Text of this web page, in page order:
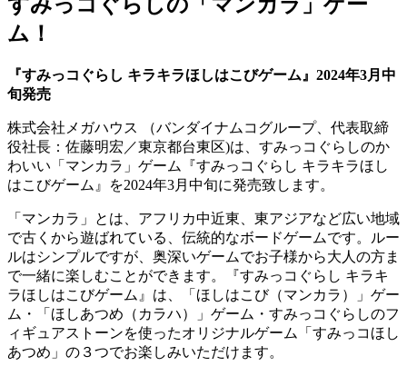
ム！
『すみっコぐらし キラキラほしはこびゲーム』2024年3月中
旬発売
株式会社メガハウス （バンダイナムコグループ、代表取締
役社長：佐藤明宏／東京都台東区)は、すみっコぐらしのか
わいい「マンカラ」ゲーム『すみっコぐらし キラキラほし
はこびゲーム』を2024年3月中旬に発売致します。
「マンカラ」とは、アフリカ中近東、東アジアなど広い地域
で古くから遊ばれている、伝統的なボードゲームです。ルー
ルはシンプルですが、奥深いゲームでお子様から大人の方ま
で一緒に楽しむことができます。『すみっコぐらし キラキ
ラほしはこびゲーム』は、「ほしはこび（マンカラ）」ゲー
ム・「ほしあつめ（カラハ）」ゲーム・すみっコぐらしのフ
ィギュアストーンを使ったオリジナルゲーム「すみっコほし
あつめ」の３つでお楽しみいただけます。